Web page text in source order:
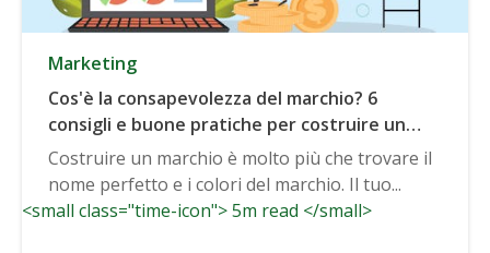
Marketing
Cos'è la consapevolezza del marchio? 6
consigli e buone pratiche per costruire un
marchio solido
Costruire un marchio è molto più che trovare il
nome perfetto e i colori del marchio. Il tuo...
<small class="time-icon"> 5m read </small>